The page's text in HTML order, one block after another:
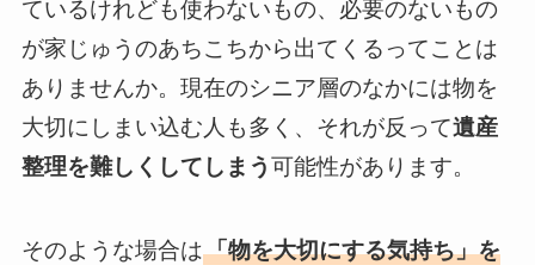
ているけれども使わないもの、必要のないもの
が家じゅうのあちこちから出てくるってことは
ありませんか。現在のシニア層のなかには物を
大切にしまい込む人も多く、それが反って遺産
整理を難しくしてしまう可能性があります。
そのような場合は「物を大切にする気持ち」を